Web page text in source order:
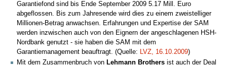
Garantiefond sind bis Ende September 2009 5.17 Mill. Euro
abgeflossen. Bis zum Jahresende wird dies zu einem zweistelliger
Millionen-Betrag anwachsen. Erfahrungen und Expertise der SAM
werden inzwischen auch von den Eignern der angeschlagenen HSH-
Nordbank genutzt - sie haben die SAM mit dem
Garantiemanagement beauftragt. (Quelle: LVZ, 16.10.2009)
Mit dem Zusammenbruch von Lehmann Brothers ist auch der Deal